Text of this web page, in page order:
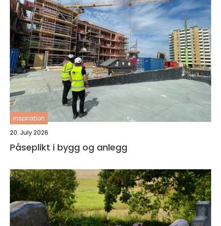
inspiration
20. July 2026
Påseplikt i bygg og anlegg